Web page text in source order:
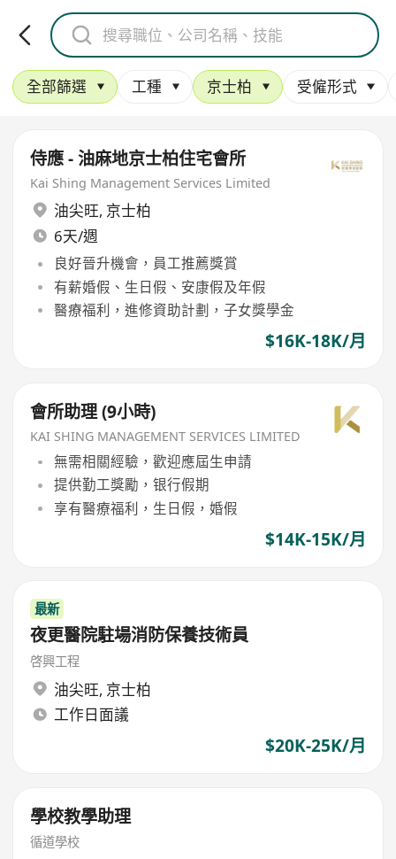
全部篩選 工種 京士柏 受僱形式
侍應 - 油麻地京士柏住宅會所
Kai Shing Management Services Limited
油尖旺, 京士柏
6天/週
良好晉升機會，員工推薦獎賞
有薪婚假、生日假、安康假及年假
醫療福利，進修資助計劃，子女獎學金
$16K-18K/月
會所助理 (9小時)
KAI SHING MANAGEMENT SERVICES LIMITED
無需相關經驗，歡迎應屆生申請
提供勤工獎勵，银行假期
享有醫療福利，生日假，婚假
$14K-15K/月
最新
夜更醫院駐場消防保養技術員
啓興工程
油尖旺, 京士柏
工作日面議
$20K-25K/月
學校教學助理
循道學校